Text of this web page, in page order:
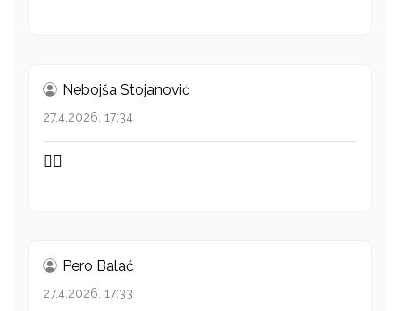
Nebojša Stojanović
27.4.2026. 17:34
👍🏻
Pero Balać
27.4.2026. 17:33